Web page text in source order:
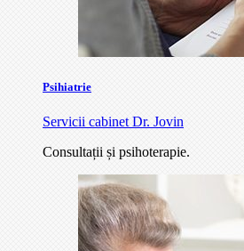
Psihiatrie
Servicii cabinet Dr. Jovin
Consultații și psihoterapie.